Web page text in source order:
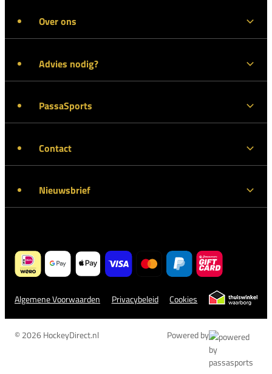
Over ons
Advies nodig?
PassaSports
Contact
Nieuwsbrief
Algemene Voorwaarden Privacybeleid Cookies
© 2026 HockeyDirect.nl Powered by